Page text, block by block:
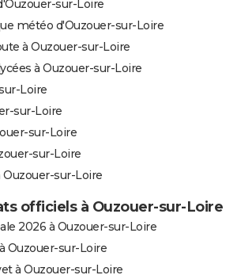
sur-Loire
météo d'Ouzouer-sur-Loire
à Ouzouer-sur-Loire
à Ouzouer-sur-Loire
Loire
sur-Loire
sur-Loire
sur-Loire
sur-Loire
officiels à Ouzouer-sur-Loire
2026 à Ouzouer-sur-Loire
Ouzouer-sur-Loire
à Ouzouer-sur-Loire